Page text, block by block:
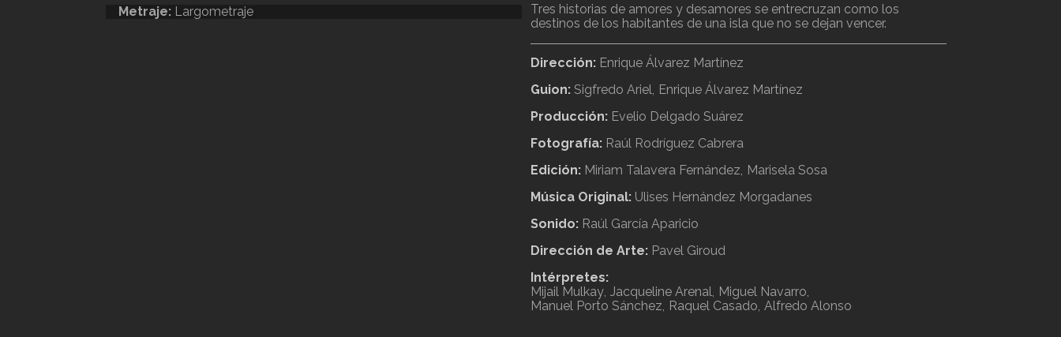
Metraje: Largometraje
Tres historias de amores y desamores se entrecruzan como los
destinos de los habitantes de una isla que no se dejan vencer.
Dirección: Enrique Álvarez Martínez
Guion: Sigfredo Ariel Enrique Álvarez Martínez
Producción: Evelio Delgado Suárez
Fotografía: Raúl Rodríguez Cabrera
Edición: Miriam Talavera Fernández
Marisela Sosa
Música Original: Ulises Hernández Morgadanes
Sonido: Raúl García Aparicio
Dirección de Arte: Pavel Giroud
Intérpretes:
Mijail Mulkay Jacqueline Arenal Miguel Navarro
Manuel Porto Sánchez
Raquel Casado Alfredo Alonso